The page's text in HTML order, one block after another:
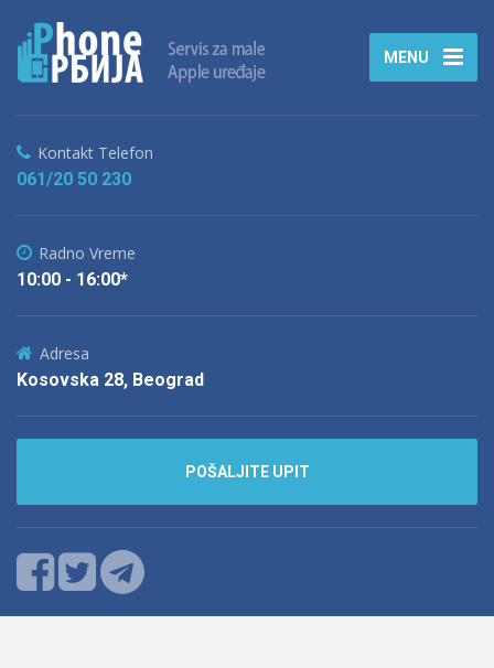
MENU
Kontakt Telefon
061/20 50 230
Radno Vreme
10:00 - 16:00*
Adresa
Kosovska 28, Beograd
POŠALJITE UPIT